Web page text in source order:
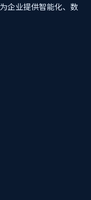
企业提供智能化、数